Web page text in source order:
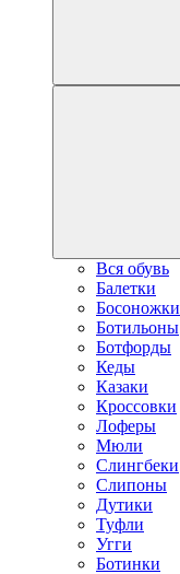
Вся обувь
Балетки
Босоножки
Ботильоны
Ботфорды
Кеды
Казаки
Кроссовки
Лоферы
Мюли
Слингбеки
Слипоны
Дутики
Туфли
Угги
Ботинки